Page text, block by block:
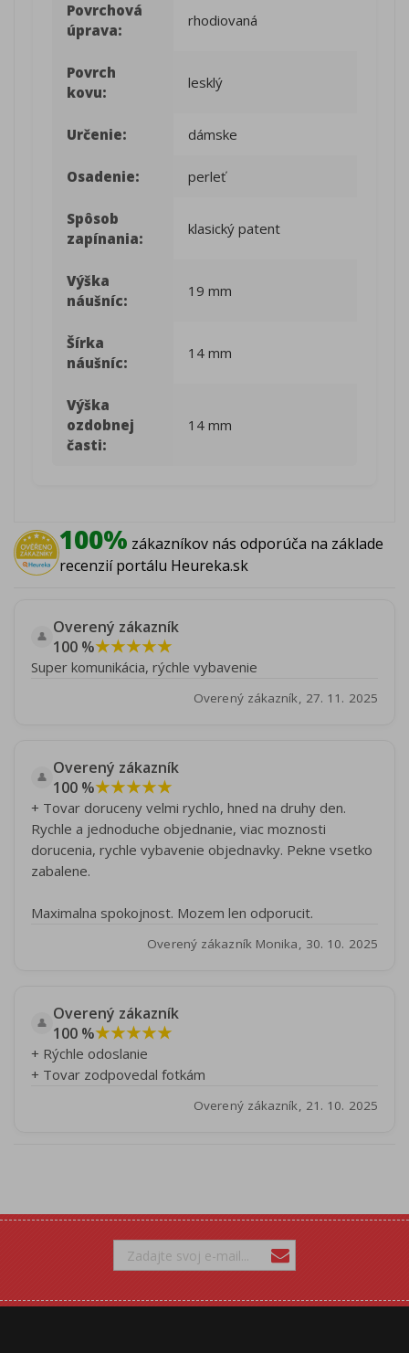
Povrchová
úprava:
rhodiovaná
Povrch
kovu:
lesklý
Určenie: dámske
Osadenie: perleť
Spôsob
zapínania:
klasický patent
Výška
náušníc:
19 mm
Šírka
náušníc:
14 mm
Výška
ozdobnej
časti:
14 mm
100% zákazníkov nás odporúča na základe
recenzií portálu Heureka.sk
👤 Overený zákazník
100 %★★★★★
Super komunikácia, rýchle vybavenie
Overený zákazník, 27. 11. 2025
👤 Overený zákazník
100 %★★★★★
+ Tovar doruceny velmi rychlo, hned na druhy den.
Rychle a jednoduche objednanie, viac moznosti
dorucenia, rychle vybavenie objednavky. Pekne vsetko
zabalene.
Maximalna spokojnost. Mozem len odporucit.
Overený zákazník Monika, 30. 10. 2025
👤 Overený zákazník
100 %★★★★★
+ Rýchle odoslanie
+ Tovar zodpovedal fotkám
Overený zákazník, 21. 10. 2025